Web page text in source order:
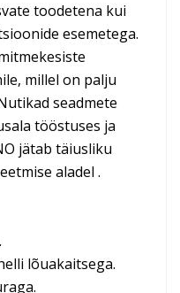
toodetena kui
esemetega.
millel on palju
seadmete
tööstuses ja
jätab täiusliku
aladel .
lõuakaitsega.